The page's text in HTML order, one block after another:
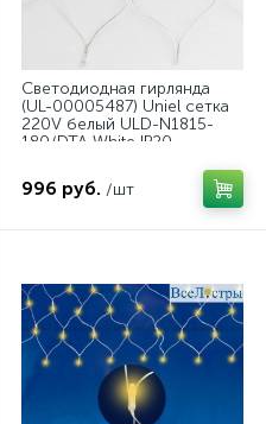
Светодиодная гирлянда
(UL-00005487) Uniel сетка
220V белый ULD-N1815-
180/DTA White IP20
996 руб. /шт